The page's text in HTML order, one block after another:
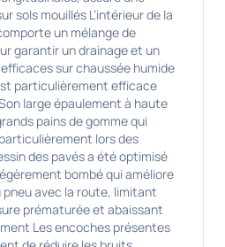
sols mouillés L’intérieur de la
un mélange de
garantir un drainage et un
sur chaussée humide
particulièrement efficace
large épaulement à haute
pains de gomme qui
lors des
des pavés a été optimisé
bombé qui améliore
avec la route, limitant
prématurée et abaissant
Les encoches présentes